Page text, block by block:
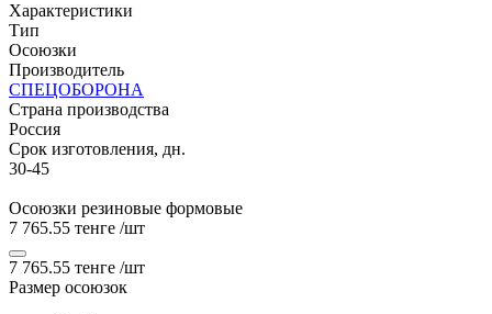
Характеристики
Тип
Осоюзки
Производитель
СПЕЦОБОРОНА
Страна производства
Россия
Срок изготовления, дн.
30-45
Осоюзки резиновые формовые
7 765.55 тенге /шт
7 765.55 тенге /шт
Размер осоюзок